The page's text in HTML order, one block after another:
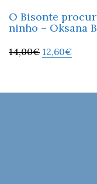
O Bisonte
ninho – Oksana
14,00€ 12,60€